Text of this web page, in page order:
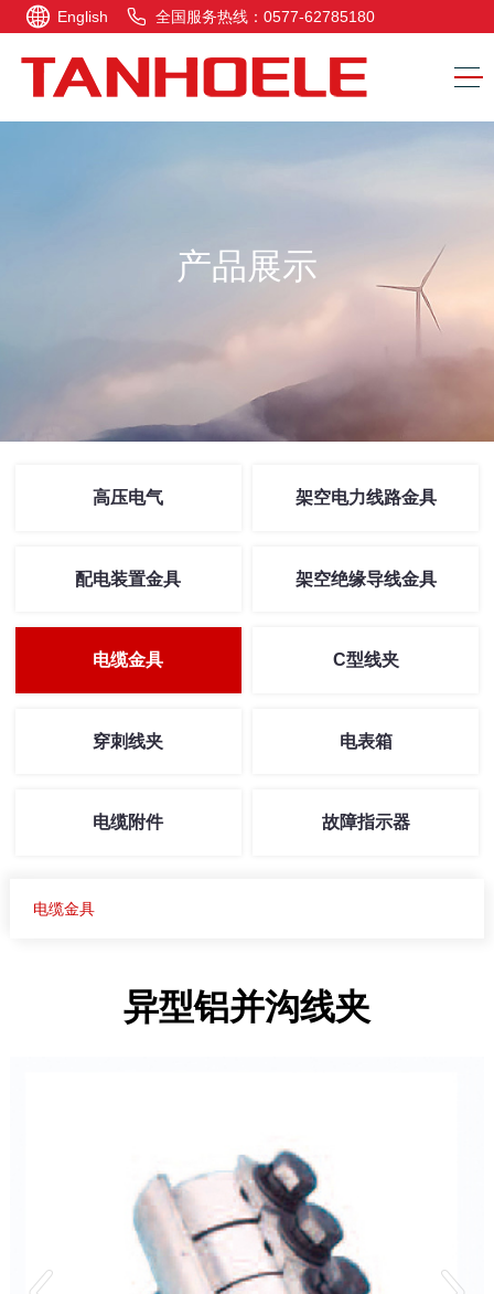
English 全国服务热线：0577-62785180
产品展示
高压电气 架空电力线路金具
配电装置金具 架空绝缘导线金具
电缆金具 C型线夹
穿刺线夹 电表箱
电缆附件 故障指示器
电缆金具
异型铝并沟线夹